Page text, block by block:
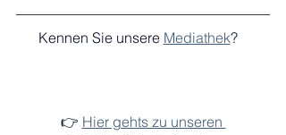
Kennen Sie unsere Mediathek?
👉 Hier gehts zu unseren